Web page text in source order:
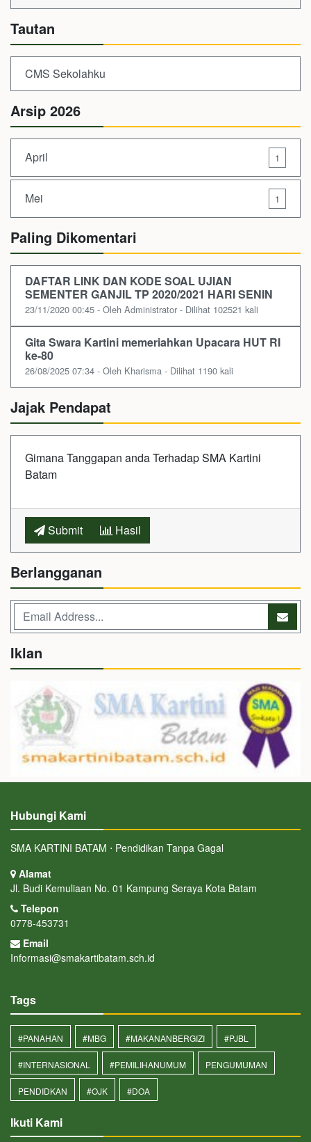
Tautan
CMS Sekolahku
Arsip 2026
April 1
Mei 1
Paling Dikomentari
DAFTAR LINK DAN KODE SOAL UJIAN
SEMENTER GANJIL TP 2020/2021 HARI SENIN
23/11/2020 00:45 - Oleh Administrator - Dilihat 102521 kali
Gita Swara Kartini memeriahkan Upacara HUT RI
ke-80
26/08/2025 07:34 - Oleh Kharisma - Dilihat 1190 kali
Jajak Pendapat
Gimana Tanggapan anda Terhadap SMA Kartini
Batam
Submit Hasil
Berlangganan
Iklan
Hubungi Kami
SMA KARTINI BATAM ⋅ Pendidikan Tanpa Gagal
Alamat
Jl. Budi Kemuliaan No. 01 Kampung Seraya Kota Batam
Telepon
0778-453731
Email
Informasi@smakartibatam.sch.id
Tags
#PANAHAN #MBG #MAKANANBERGIZI #PJBL
#INTERNASIONAL #PEMILIHANUMUM PENGUMUMAN
PENDIDKAN #OJK #DOA
Ikuti Kami